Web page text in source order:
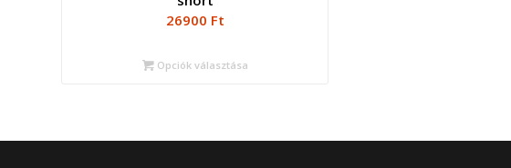
26900 Ft
Opciók választása